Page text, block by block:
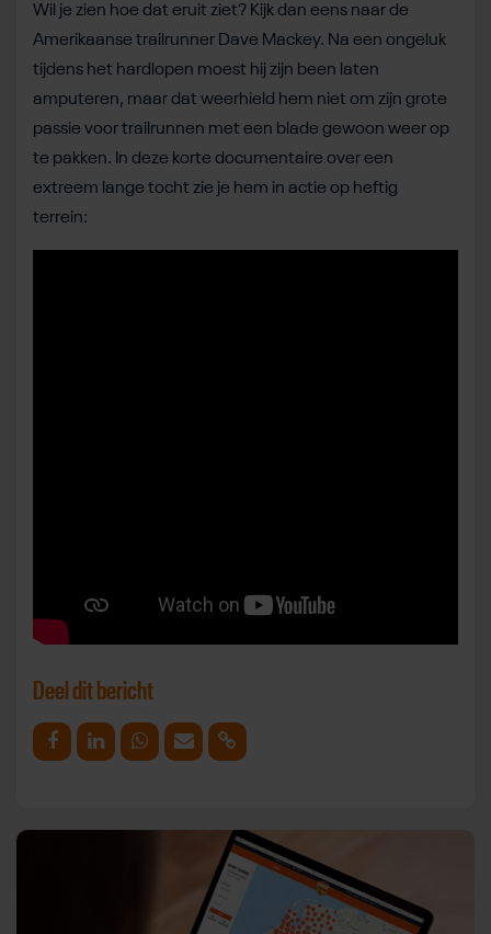
Wil je zien hoe dat eruit ziet? Kijk dan eens naar de
Amerikaanse trailrunner Dave Mackey. Na een ongeluk
tijdens het hardlopen moest hij zijn been laten
amputeren, maar dat weerhield hem niet om zijn grote
passie voor trailrunnen met een blade gewoon weer op
te pakken. In deze korte documentaire over een
extreem lange tocht zie je hem in actie op heftig
terrein:
Deel dit bericht
Deel op Facebook
Deel op LinkedinDeel op Whatsapp
Mail link Kopieer link